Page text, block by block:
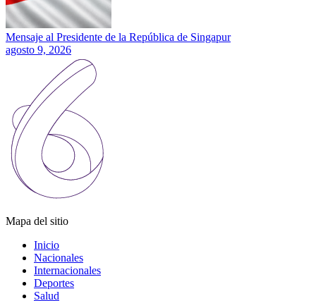
Mensaje al Presidente de la República de Singapur
agosto 9, 2026
Mapa del sitio
Inicio
Nacionales
Internacionales
Deportes
Salud